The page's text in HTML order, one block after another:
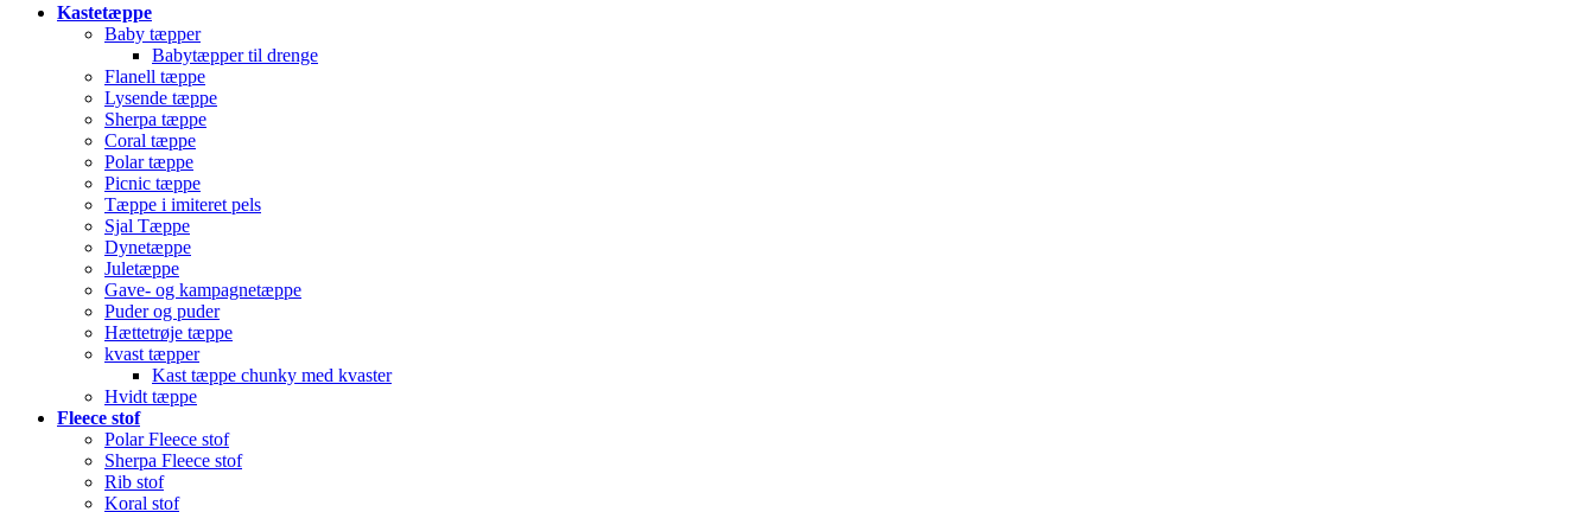
Kastetæppe
Baby tæpper
Babytæpper til drenge
Flanell tæppe
Lysende tæppe
Sherpa tæppe
Coral tæppe
Polar tæppe
Picnic tæppe
Tæppe i imiteret pels
Sjal Tæppe
Dynetæppe
Juletæppe
Gave- og kampagnetæppe
Puder og puder
Hættetrøje tæppe
kvast tæpper
Kast tæppe chunky med kvaster
Hvidt tæppe
Fleece stof
Polar Fleece stof
Sherpa Fleece stof
Rib stof
Koral stof